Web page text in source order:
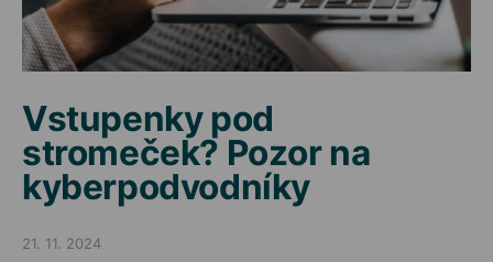
Vstupenky pod
stromeček? Pozor na
kyberpodvodníky
Posted on
21. 11. 2024